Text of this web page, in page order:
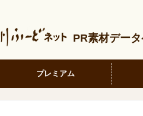
PR素材デー
プレミアム